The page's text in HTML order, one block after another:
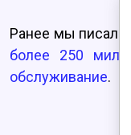
Ранее мы
более 250
обслуживание.